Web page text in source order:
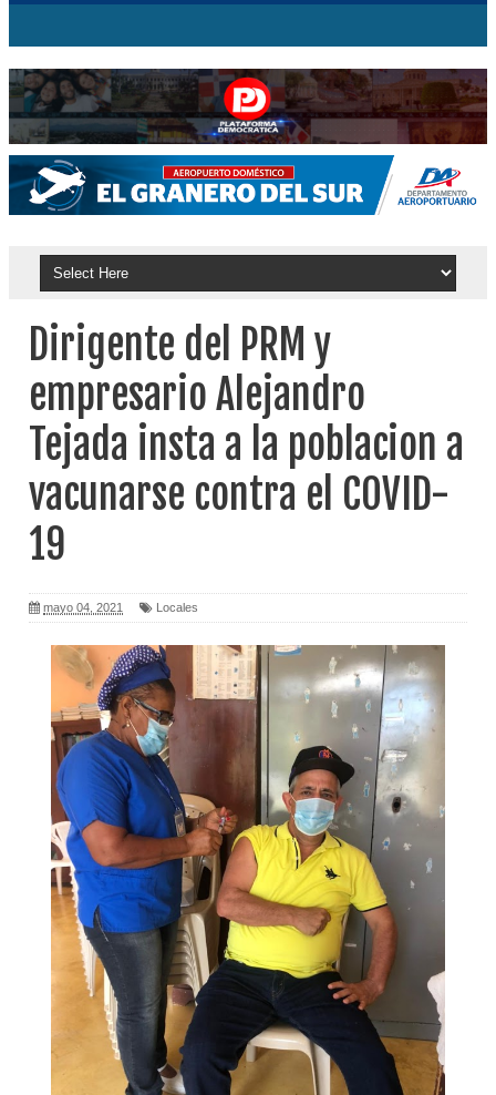
Dirigente del PRM y
empresario Alejandro
Tejada insta a la poblacion a
vacunarse contra el COVID-
19
mayo 04, 2021 Locales